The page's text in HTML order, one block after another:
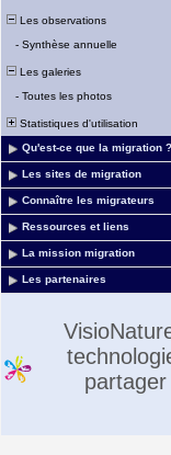
Les observations
- Synthèse annuelle
Les galeries
- Toutes les photos
Statistiques d'utilisation
Qu'est-ce que la migration ?
Les sites de migration
Connaître les migrateurs
Ressources et liens
La mission migration
Les partenaires